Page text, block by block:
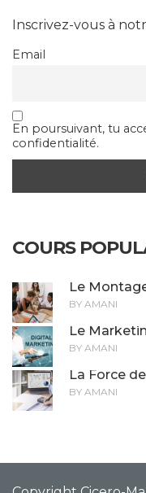
Inscrivez-vous à
Email
En poursuivant, tu
confidentialité.
COURS
Le
BY AMANI
Le
BY AMANI
La Force
BY AMANI